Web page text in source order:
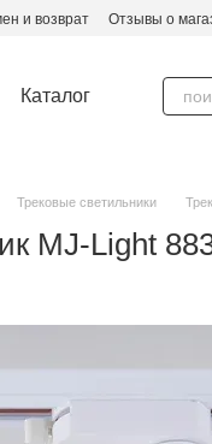
и возврат Отзывы о
Каталог
Трековые светильники
MJ-Light